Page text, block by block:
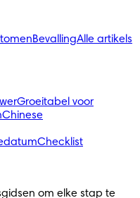
BevallingAlle artikels
Groeitabel voor
Chinese
Checklist
om elke stap te